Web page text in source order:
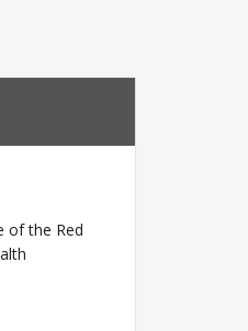
of the Red